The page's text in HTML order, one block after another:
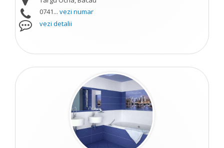
0741... vezi numar
vezi detalii